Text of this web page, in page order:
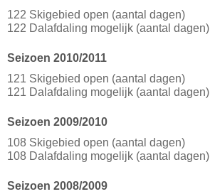
122 Skigebied open (aantal dagen)
122 Dalafdaling mogelijk (aantal dagen)
Seizoen 2010/2011
121 Skigebied open (aantal dagen)
121 Dalafdaling mogelijk (aantal dagen)
Seizoen 2009/2010
108 Skigebied open (aantal dagen)
108 Dalafdaling mogelijk (aantal dagen)
Seizoen 2008/2009